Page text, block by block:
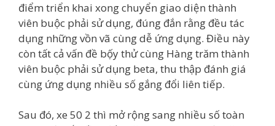
điểm triển khai xong chuyển giao diện thành
viên buộc phải sử dụng, đúng đắn rằng đều tác
dụng những vồn vã cùng dễ ứng dụng. Điều này
còn tất cả vấn đề bộ́y thử cùng Hàng trăm thành
viên buộc phải sử dụng beta, thu thập đánh giá
cùng ứng dụng nhiều số gắng đổi liên tiếp.
Sau đó, xe 50 2 thì mở rộng sang nhiều số toàn